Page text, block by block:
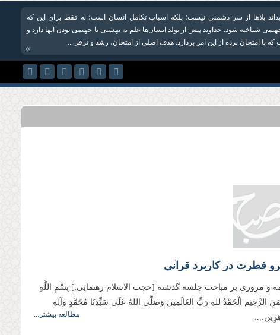
بلاها از سر دشمنی نیست؛ بلكه اسباب تکامل انسان است؛ نه فقط برای این که
شناخته شود. خداوند پیش از تولد انسان‌ها علم به بهشتی یا جهنمی بودن آنها دارد و
كه با امتحان پرده از این امر بردارد. هدف اصلی از امتحان، رشد و ترقی...
»
فطرت در کاربرد قرآنی
و مروری بر مباحث جلسه گذشته [حجت الاسلام رهنمایی:] بِسْمِ اللَّهِ
الرَّحِيم الْحَمْدُ للهِ رَبِّ العَالَمِین وَصَلَّی اللهُ عَلَی سَیِّدِنَا مُحَمَّدٍ وآلِهِ
مطالعه بیشتر...